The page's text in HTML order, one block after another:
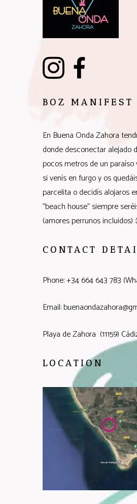
BOZ MANIFEST
En Buena Onda Zahora
donde desconectar alejado
pocos metros de un paraíso
si venís en furgo y os
parcelita o decidís alojaros
"beach house" siempre
(amores perrunos incluidos) :)
CONTACT
Phone: +34 664 643 783
Email:
Playa de Zahora (11159)
LOCATION